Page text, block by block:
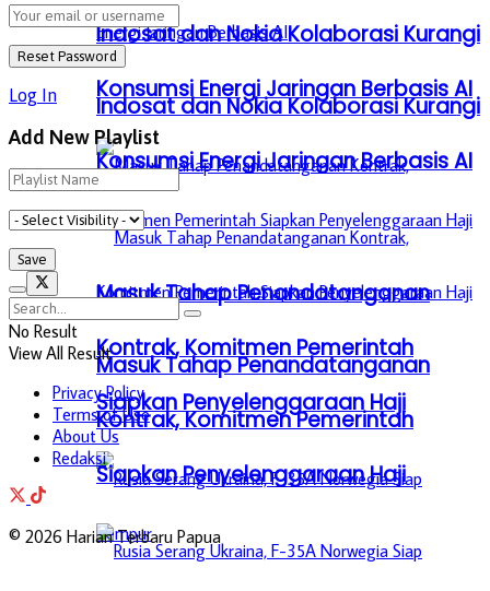
Indosat dan Nokia Kolaborasi Kurangi
Konsumsi Energi Jaringan Berbasis AI
Masuk Tahap Penandatanganan
Kontrak, Komitmen Pemerintah
Siapkan Penyelenggaraan Haji
Indosat dan Nokia Kolaborasi Kurangi
Konsumsi Energi Jaringan Berbasis AI
Masuk Tahap Penandatanganan
Kontrak, Komitmen Pemerintah
Siapkan Penyelenggaraan Haji
Log In
Add New Playlist
No Result
View All Result
Privacy Policy
Terms of Use
About Us
Redaksi
© 2026 Harian Terbaru Papua